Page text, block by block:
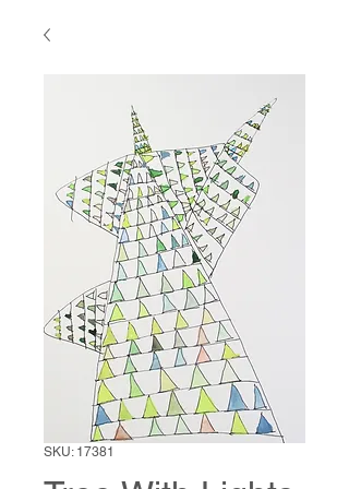
SKU: 17381